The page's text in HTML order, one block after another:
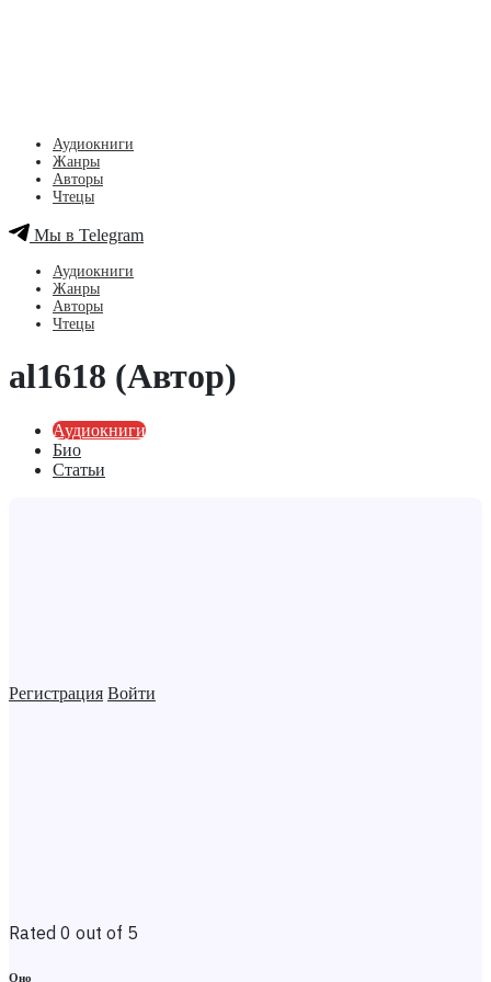
Регистрация Войти
Аудиокниги
Жанры
Авторы
Чтецы
Мы в Telegram
Аудиокниги
Жанры
Авторы
Чтецы
al1618 (Автор)
Аудиокниги
Био
Статьи
Rated 0 out of 5
Оно